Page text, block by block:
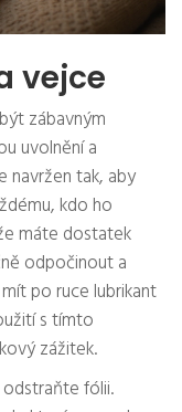
vejce
zábavným
uvolnění a
navržen tak, aby
kdo ho
máte dostatek
odpočinout a
po ruce lubrikant
s tímto
zážitek.
fólii.